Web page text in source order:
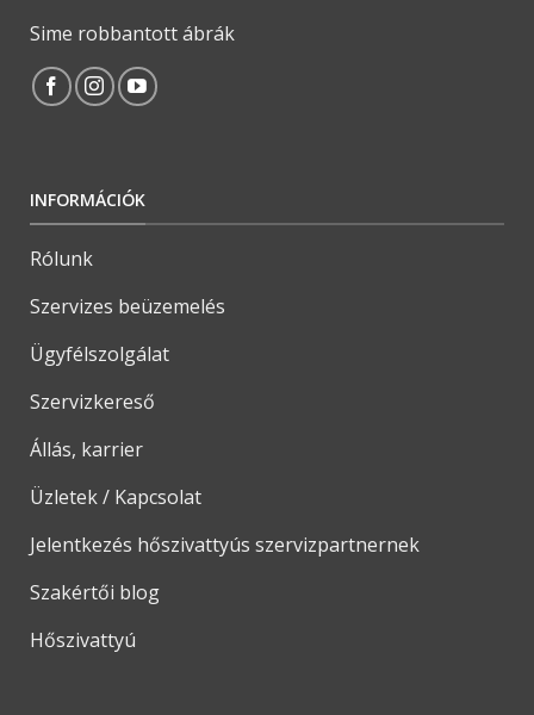
Sime robbantott ábrák
INFORMÁCIÓK
Rólunk
Szervizes beüzemelés
Ügyfélszolgálat
Szervizkereső
Állás, karrier
Üzletek / Kapcsolat
Jelentkezés hőszivattyús szervizpartnernek
Szakértői blog
Hőszivattyú